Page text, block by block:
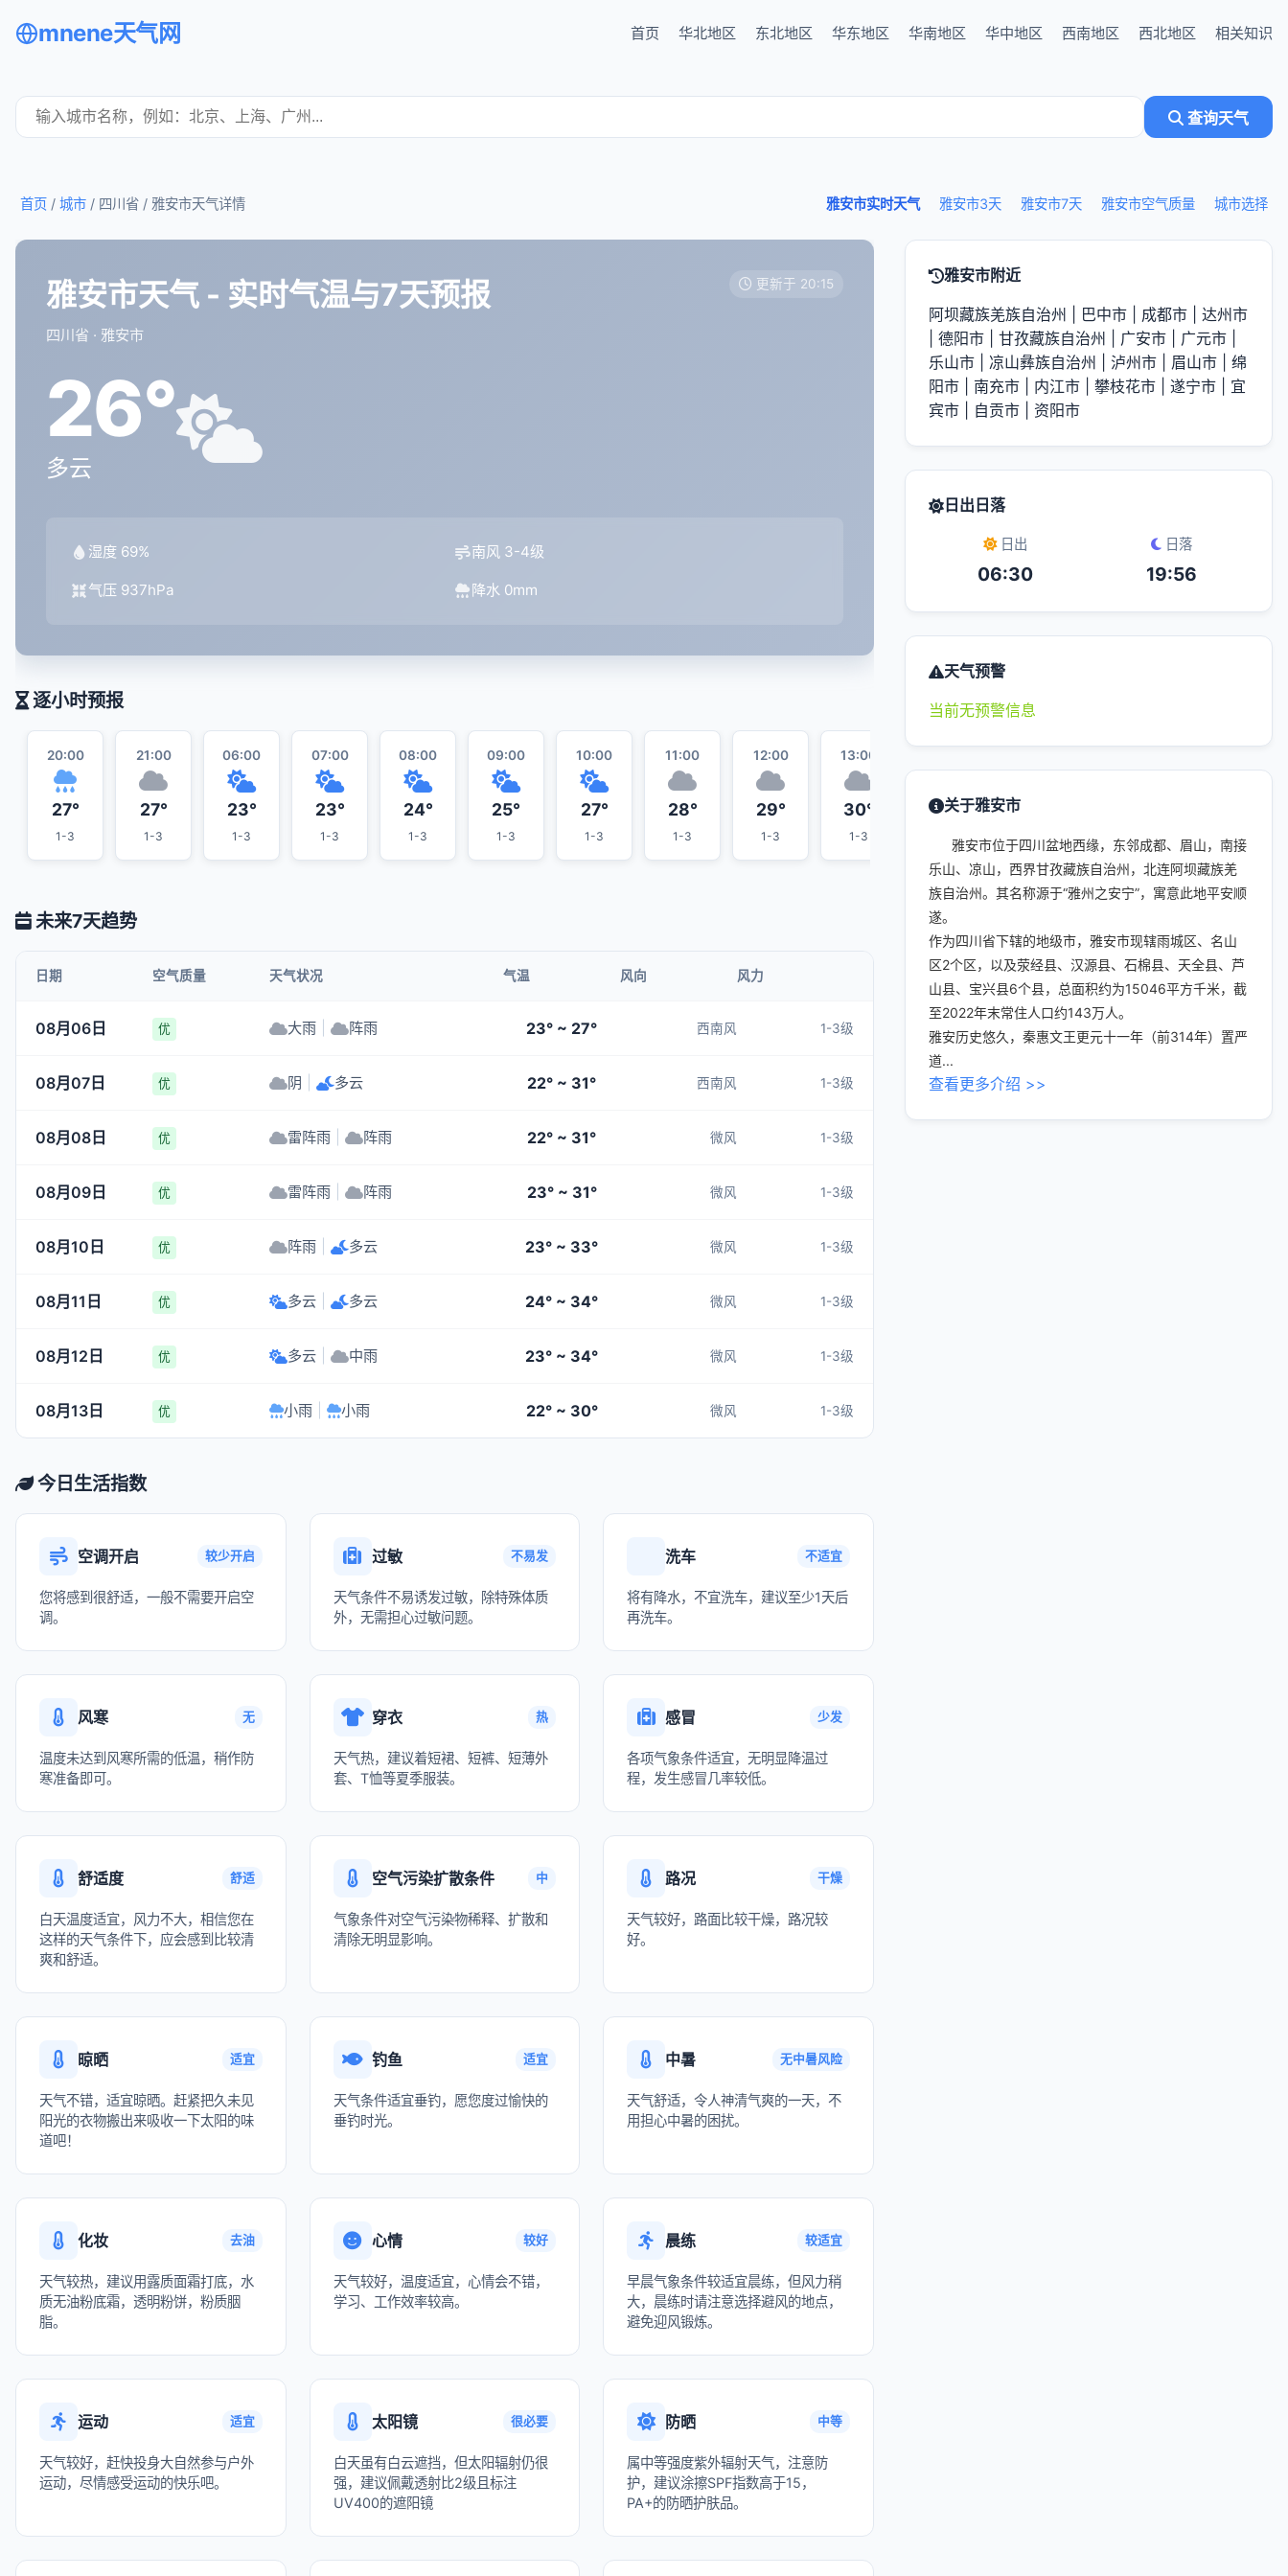
mnene天气网 首页 华北地区 东北地区 华东地区 华南地区 华中地区 西南地区 西北地区 相关知识
查询天气
雅安市实时天气 雅安市3天 雅安市7天 雅安市空气质量 城市选择
首页 / 城市 / 四川省 / 雅安市天气详情
雅安市天气 - 实时气温与7天预报
四川省 · 雅安市
更新于 20:15
26°
多云
湿度 69% 南风 3-4级
气压 937hPa 降水 0mm
逐小时预报
20:00
27°
1-3
21:00
27°
1-3
06:00
23°
1-3
07:00
23°
1-3
08:00
24°
1-3
09:00
25°
1-3
10:00
27°
1-3
11:00
28°
1-3
12:00
29°
1-3
13:00
30°
1-3
31°
1-3 1-3 1-3
未来7天趋势
日期 空气质量 天气状况 气温 风向 风力
08月06日 优 大雨 阵雨 23° ~ 27° 西南风 1-3级
08月07日 优 阴 多云 22° ~ 31° 西南风 1-3级
08月08日 优 雷阵雨 阵雨 22° ~ 31° 微风 1-3级
08月09日 优 雷阵雨 阵雨 23° ~ 31° 微风 1-3级
08月10日 优 阵雨 多云 23° ~ 33° 微风 1-3级
08月11日 优 多云 多云 24° ~ 34° 微风 1-3级
08月12日 优 多云 中雨 23° ~ 34° 微风 1-3级
08月13日 优 小雨 小雨 22° ~ 30° 微风 1-3级
今日生活指数
空调开启 较少开启
您将感到很舒适，一般不需要开启空
调。
过敏 不易发
天气条件不易诱发过敏，除特殊体质
外，无需担心过敏问题。
洗车 不适宜
将有降水，不宜洗车，建议至少1天后
再洗车。
风寒 无
温度未达到风寒所需的低温，稍作防
寒准备即可。
穿衣 热
天气热，建议着短裙、短裤、短薄外
套、T恤等夏季服装。
感冒 少发
各项气象条件适宜，无明显降温过
程，发生感冒几率较低。
舒适度 舒适
白天温度适宜，风力不大，相信您在
这样的天气条件下，应会感到比较清
爽和舒适。
空气污染扩散条件 中
气象条件对空气污染物稀释、扩散和
清除无明显影响。
路况 干燥
天气较好，路面比较干燥，路况较
好。
晾晒 适宜
天气不错，适宜晾晒。赶紧把久未见
阳光的衣物搬出来吸收一下太阳的味
道吧！
钓鱼 适宜
天气条件适宜垂钓，愿您度过愉快的
垂钓时光。
中暑 无中暑风险
天气舒适，令人神清气爽的一天，不
用担心中暑的困扰。
化妆 去油
天气较热，建议用露质面霜打底，水
质无油粉底霜，透明粉饼，粉质胭
脂。
心情 较好
天气较好，温度适宜，心情会不错，
学习、工作效率较高。
晨练 较适宜
早晨气象条件较适宜晨练，但风力稍
大，晨练时请注意选择避风的地点，
避免迎风锻炼。
运动 适宜
天气较好，赶快投身大自然参与户外
运动，尽情感受运动的快乐吧。
太阳镜 很必要
白天虽有白云遮挡，但太阳辐射仍很
强，建议佩戴透射比2级且标注
UV400的遮阳镜
防晒 中等
属中等强度紫外辐射天气，注意防
护，建议涂擦SPF指数高于15，
PA+的防晒护肤品。
雅安市附近
阿坝藏族羌族自治州 巴中市 成都市
达州市
德阳市 甘孜藏族自治州 广安市 广元市
乐山市
凉山彝族自治州 泸州市 眉山市
绵
阳市
南充市 内江市 攀枝花市 遂宁市
宜
宾市
自贡市 资阳市
日出日落
日出
06:30
日落
19:56
天气预警
当前无预警信息
关于雅安市
雅安市位于四川盆地西缘，东邻成都、眉山，南接
乐山、凉山，西界甘孜藏族自治州，北连阿坝藏族羌
族自治州。其名称源于“雅州之安宁”，寓意此地平安顺
遂。
作为四川省下辖的地级市，雅安市现辖雨城区、名山
区2个区，以及荥经县、汉源县、石棉县、天全县、芦
山县、宝兴县6个县，总面积约为15046平方千米，截
至2022年末常住人口约143万人。
雅安历史悠久，秦惠文王更元十一年（前314年）置严
道...
查看更多介绍 >>